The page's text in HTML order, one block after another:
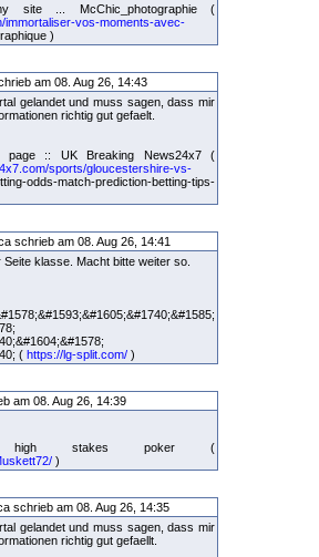
... McChic_photographie (
immortaliser-vos-moments-avec-
)
am 08. Aug 26, 14:43
gelandet und muss sagen, dass mir
richtig gut gefaelt.
:: UK Breaking News24x7 (
sports/gloucestershire-vs-
odds-match-prediction-betting-tips-
schrieb am 08. Aug 26, 14:41
klasse. Macht bitte weiter so.
( https://lg-split.com/ )
am 08. Aug 26, 14:39
stakes poker (
)
schrieb am 08. Aug 26, 14:35
gelandet und muss sagen, dass mir
richtig gut gefaellt.